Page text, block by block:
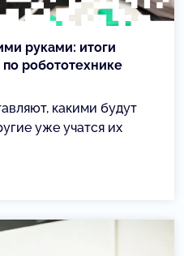
руками: итоги
робототехнике
какими будут
уже учатся их